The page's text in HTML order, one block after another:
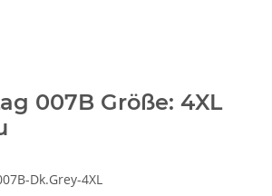
007B Größe: 4XL
Dk.Grey-4XL